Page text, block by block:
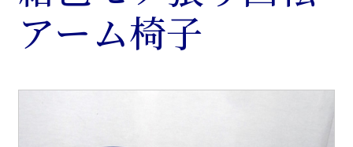
アーム椅子